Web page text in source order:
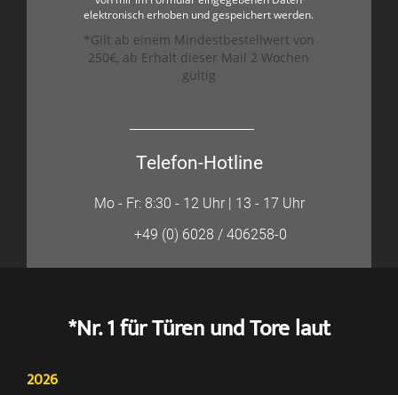
elektronisch erhoben und gespeichert werden.
*Gilt ab einem Mindestbestellwert von
250€, ab Erhalt dieser Mail 2 Wochen
gültig
Telefon-Hotline
Mo - Fr: 8:30 - 12 Uhr | 13 - 17 Uhr
+49 (0) 6028 / 406258-0
*Nr. 1 für Türen und Tore laut
2026